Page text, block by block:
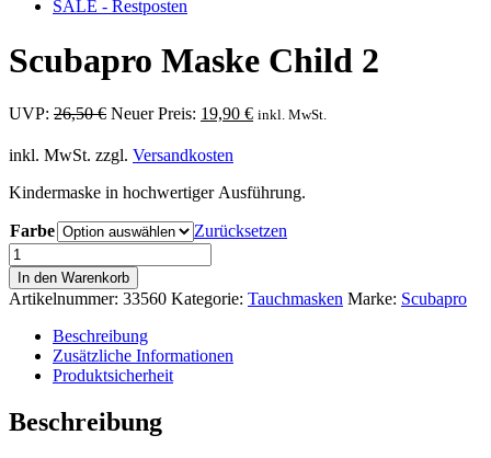
SALE - Restposten
Scubapro Maske Child 2
UVP: 26,50€ Ursprünglicher
war:
Neuer Preis: 19,90 €Aktueller
inkl. MwSt.
inkl. MwSt. zzgl. Versandkosten
Kindermaske in hochwertiger Ausführung.
Farbe
Zurücksetzen
Scubapro
Maske
Child
2
Menge
In den Warenkorb
Artikelnummer: 33560 Kategorie: Tauchmasken Marke: Scubapro
Beschreibung
Zusätzliche Informationen
Produktsicherheit
Beschreibung